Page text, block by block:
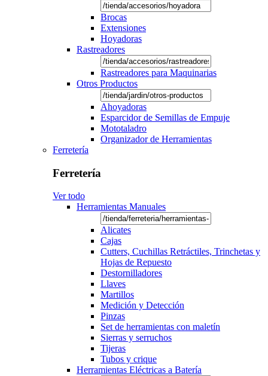
Brocas
Extensiones
Hoyadoras
Rastreadores
Rastreadores para Maquinarias
Otros Productos
Ahoyadoras
Esparcidor de Semillas de Empuje
Mototaladro
Organizador de Herramientas
Ferretería
Ferretería
Ver todo
Herramientas Manuales
Alicates
Cajas
Cutters, Cuchillas Retráctiles, Trinchetas y
Hojas de Repuesto
Destornilladores
Llaves
Martillos
Medición y Detección
Pinzas
Set de herramientas con maletín
Sierras y serruchos
Tijeras
Tubos y crique
Herramientas Eléctricas a Batería